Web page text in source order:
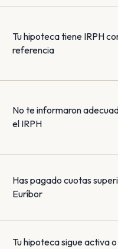
Tu hipoteca tiene IRPH
referencia
No te informaron
el IRPH
Has pagado cuotas
Euríbor
Tu hipoteca sigue activa